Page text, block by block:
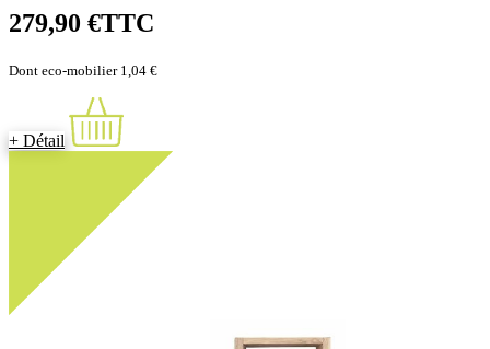
279,90 €TTC
Dont eco-mobilier 1,04 €
+ Détail